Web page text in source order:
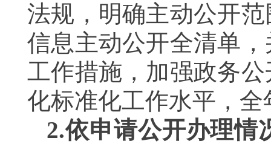
法规，明确主动公开
信息主动公开全清单
工作措施，加强政务
化标准化工作水平，
2.依申请公开办理情